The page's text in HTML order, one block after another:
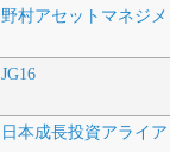
野村アセットマネジメ
JG16
日本成長投資アライア